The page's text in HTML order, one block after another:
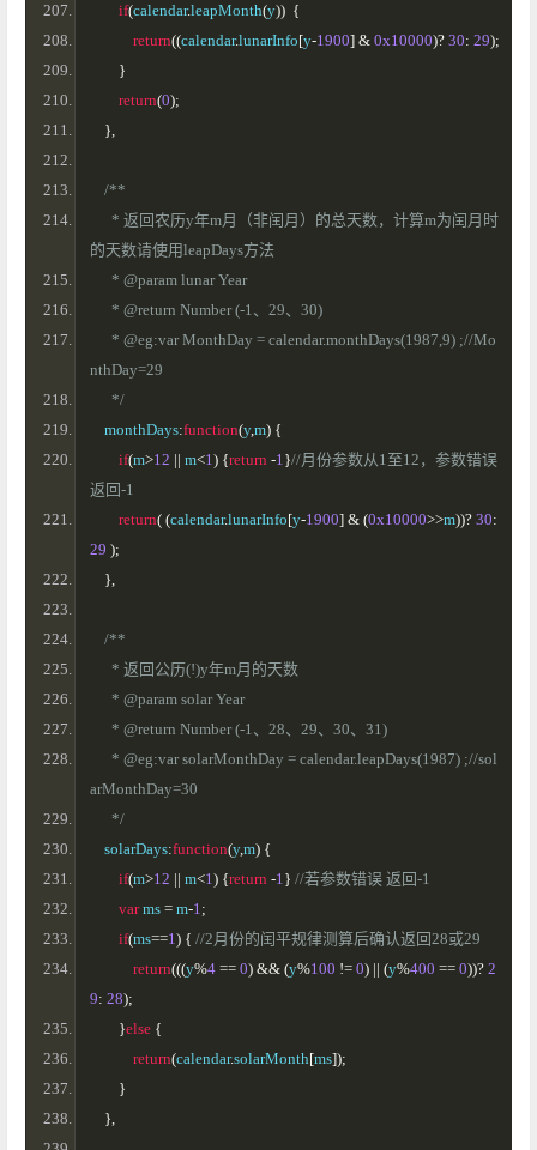
if(calendar.leapMonth(y)) {
return((calendar.lunarInfo[y-1900] & 0x10000)? 30: 29);
}
return(0);
},
/**
的天数请使用leapDays方法
      * @param lunar Year
      * @return Number (-1、29、30)
nthDay=29
      */
    monthDays
:function(y,m) {
if(m>12 || m<1) {return -1}//月份参数从1至12，参数错误
返回-1
return( (calendar.lunarInfo[y-1900] & (0x10000>>m))? 30:
29 );
},
/**
      * 返回公历(!)y年m月的天数
      * @param solar Year
      * @return Number (-1、28、29、30、31)
arMonthDay=30
      */
    solarDays
:function(y,m) {
if(m>12 || m<1) {return -1} //若参数错误 返回-1
var ms = m-1;
if(ms==1) { //2月份的闰平规律测算后确认返回28或29
return(((y%4 == 0) && (y%100 != 0) || (y%400 == 0))? 2
9: 28);
}else {
return(calendar.solarMonth[ms]);
}
},